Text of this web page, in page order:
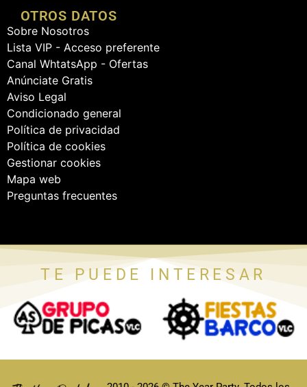
OTROS DATOS
Sobre Nosotros
Lista VIP - Acceso preferente
Canal WhtatsApp - Ofertas
Anúnciate Gratis
Aviso Legal
Condicionado general
Política de privacidad
Política de cookies
Gestionar cookies
Mapa web
Preguntas frecuentes
TE PUEDE INTERESAR